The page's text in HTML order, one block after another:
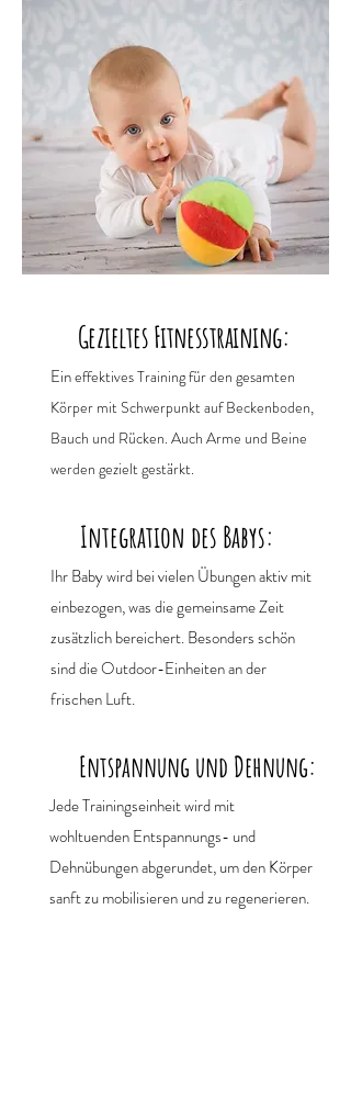
Gezieltes Fitnesstraining:
Eineffektives Training für den gesamten
Körper mit Schwerpunkt auf Beckenboden,
Bauch und Rücken. Auch Arme und Beine
werden gezielt gestärkt.
Integration des Babys:
Ihr Baby wird bei vielen Übungen aktiv mit
einbezogen, was die gemeinsame Zeit
zusätzlich bereichert. Besonders schön
sind die Outdoor-Einheiten an der
frischen Luft.
Entspannung und Dehnung:
Jede Trainingseinheit wird mit
wohltuenden Entspannungs- und
Dehnübungen abgerundet, um den Körper
sanft zu mobilisieren und zu regenerieren.